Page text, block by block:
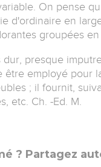
On pense
d'ordinaire en
groupées
dur, presque
être employé pour
; il fournit,
etc. Ch. -Ed. M.
? Partagez